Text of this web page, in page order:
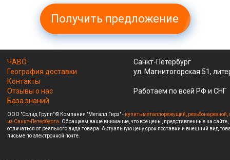
Получить предложение
ЧАВО
География доставки
Контакты
Отзывы о нас
База знаний
Санкт-Петербург
ул. Магнитогорская 51,
Работаем по всей РФ и СНГ
ООО "Солид Групп" © Компания "Металл Гирз" - купить металлорежущий,
из Санкт-Петербурга. Обращаем ваше внимание, что все цены, представленные на
отличаться от реального вида товара. Актуальную цену,срок поставки и внешний вид
письме по электронной почте.